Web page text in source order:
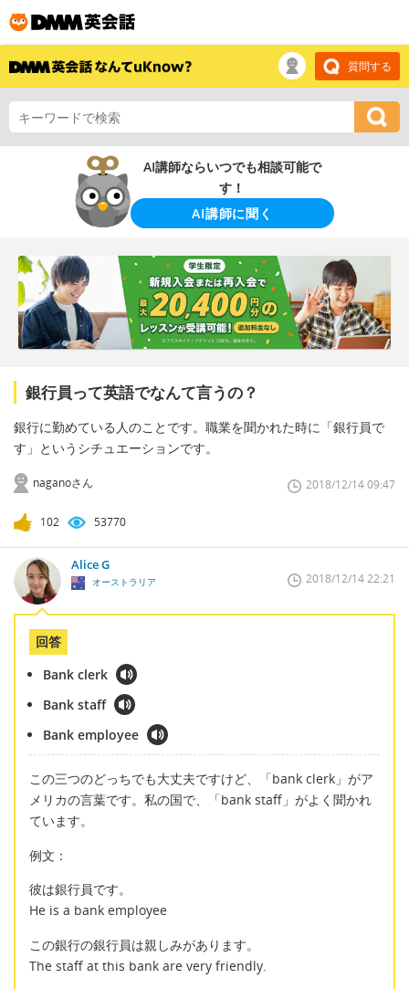
質問する
AI講師ならいつでも相談可能で
す！
AI講師に聞く
銀行員って英語でなんて言うの？
銀行に勤めている人のことです。職業を聞かれた時に「銀行員で
す」というシチュエーションです。
naganoさん 2018/12/14 09:47
102 53770
Alice G
オーストラリア 2018/12/14 22:21
回答
Bank clerk
Bank staff
Bank employee
この三つのどっちでも大丈夫ですけど、「bank clerk」がア
メリカの言葉です。私の国で、「bank staff」がよく聞かれ
ています。
例文：
彼は銀行員です。
He is a bank employee
この銀行の銀行員は親しみがあります。
The staff at this bank are very friendly.